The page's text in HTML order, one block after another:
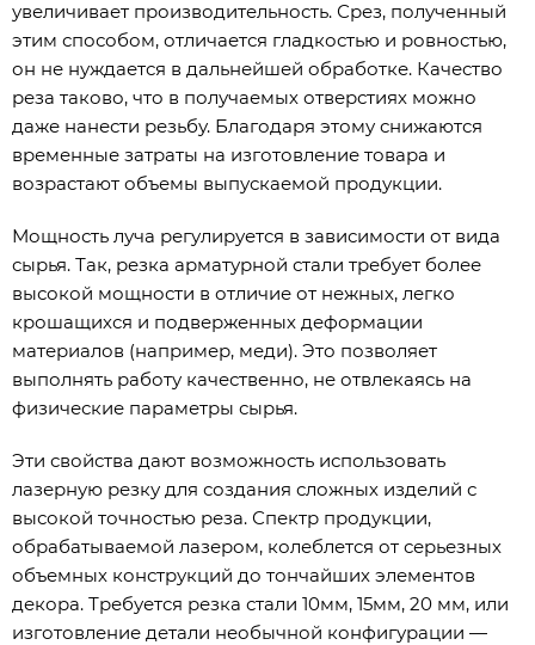
увеличивает производительность. Срез, полученный
этим способом, отличается гладкостью и ровностью,
он не нуждается в дальнейшей обработке. Качество
реза таково, что в получаемых отверстиях можно
даже нанести резьбу. Благодаря этому снижаются
временные затраты на изготовление товара и
возрастают объемы выпускаемой продукции.
Мощность луча регулируется в зависимости от вида
сырья. Так, резка арматурной стали требует более
высокой мощности в отличие от нежных, легко
крошащихся и подверженных деформации
материалов (например, меди). Это позволяет
выполнять работу качественно, не отвлекаясь на
физические параметры сырья.
Эти свойства дают возможность использовать
лазерную резку для создания сложных изделий с
высокой точностью реза. Спектр продукции,
обрабатываемой лазером, колеблется от серьезных
объемных конструкций до тончайших элементов
декора. Требуется резка стали 10мм, 15мм, 20 мм, или
изготовление детали необычной конфигурации —